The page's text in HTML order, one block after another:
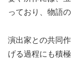
っており、物語
演出家との共同
げる過程にも積